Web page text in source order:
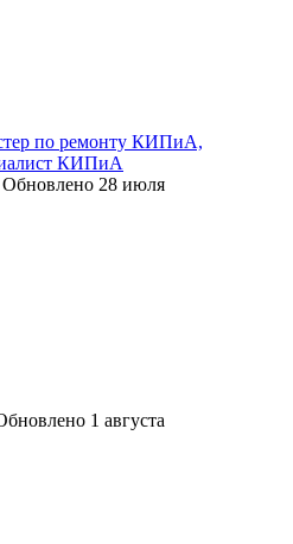
по ремонту КИПиА,
КИПиА
Обновлено 28 июля
1 августа